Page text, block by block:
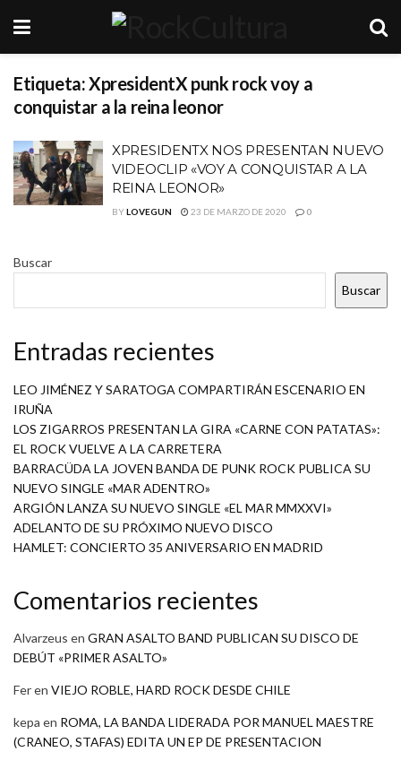
Etiqueta:XpresidentX punk rock voy a
conquistar a la reina leonor
XPRESIDENTX NOS PRESENTAN NUEVO
VIDEOCLIP «VOY A CONQUISTAR A LA
REINA LEONOR»
BYLOVEGUN 23 DE MARZO DE 2020 0
Buscar
Buscar
Entradas recientes
LEO JIMÉNEZ Y SARATOGA COMPARTIRÁN ESCENARIO EN
IRUÑA
LOS ZIGARROS PRESENTAN LA GIRA «CARNE CON PATATAS»:
EL ROCK VUELVE A LA CARRETERA
BARRACÜDA LA JOVEN BANDA DE PUNK ROCK PUBLICA SU
NUEVO SINGLE «MAR ADENTRO»
ARGIÓN LANZA SU NUEVO SINGLE «EL MAR MMXXVI»
ADELANTO DE SU PRÓXIMO NUEVO DISCO
HAMLET: CONCIERTO 35 ANIVERSARIO EN MADRID
Comentarios recientes
Alvarzeus en GRAN ASALTO BAND PUBLICAN SU DISCO DE
DEBÚT «PRIMER ASALTO»
Feren VIEJO ROBLE, HARD ROCK DESDE CHILE
kepa en ROMA, LA BANDA LIDERADA POR MANUEL MAESTRE
(CRANEO, STAFAS) EDITA UN EP DE PRESENTACION